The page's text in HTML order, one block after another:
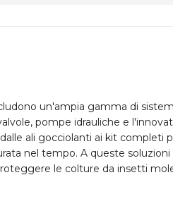
un'ampia gamma di
pompe idrauliche e
ali gocciolanti ai kit completi
nel tempo. A queste
le colture da insetti